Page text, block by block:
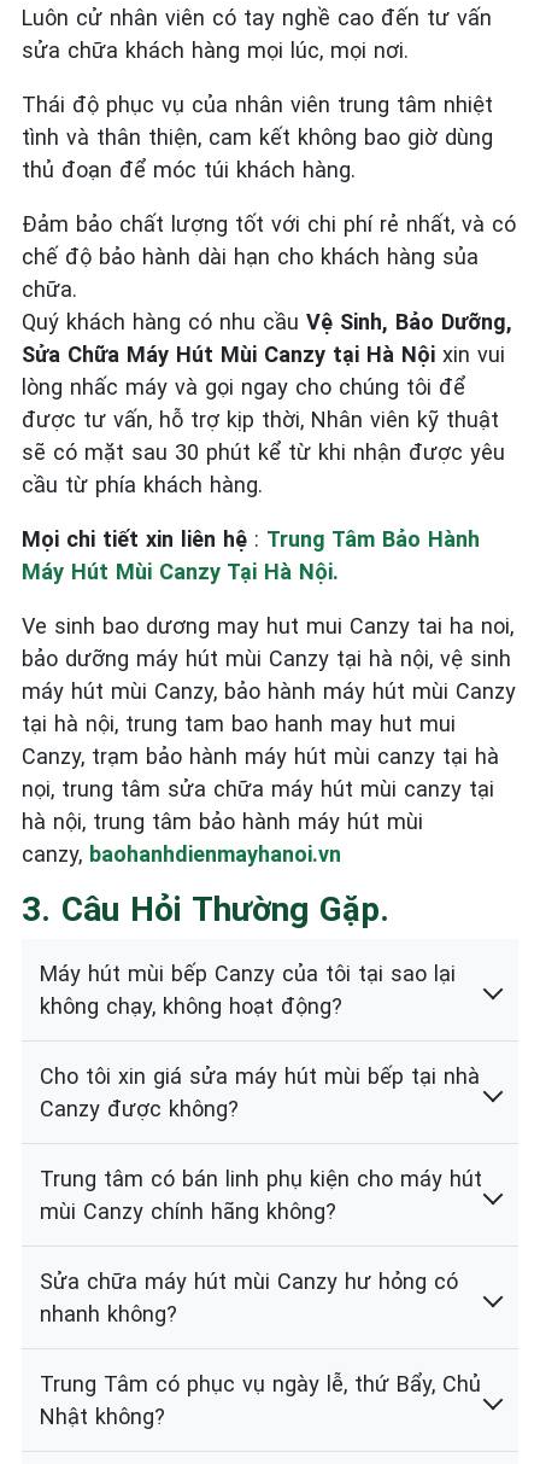
Luôn cử nhân viên có tay nghề cao đến tư vấn
sửa chữa khách hàng mọi lúc, mọi nơi.
Thái độ phục vụ của nhân viên trung tâm nhiệt
tình và thân thiện, cam kết không bao giờ dùng
thủ đoạn để móc túi khách hàng.
Đảm bảo chất lượng tốt với chi phí rẻ nhất, và có
chế độ bảo hành dài hạn cho khách hàng sủa
chữa.
Quý khách hàng có nhu cầu Vệ Sinh, Bảo Dưỡng,
Sửa Chữa Máy Hút Mùi Canzy tại Hà Nội xin vui
lòng nhấc máy và gọi ngay cho chúng tôi để
được tư vấn, hỗ trợ kịp thời, Nhân viên kỹ thuật
sẽ có mặt sau 30 phút kể từ khi nhận được yêu
cầu từ phía khách hàng.
Mọi chi tiết xin liên hệ : Trung Tâm Bảo Hành
Máy Hút Mùi Canzy Tại Hà Nội.
Ve sinh bao dương may hut mui Canzy tai ha noi,
bảo dưỡng máy hút mùi Canzy tại hà nội, vệ sinh
máy hút mùi Canzy, bảo hành máy hút mùi Canzy
tại hà nội, trung tam bao hanh may hut mui
Canzy, trạm bảo hành máy hút mùi canzy tại hà
nọi, trung tâm sửa chữa máy hút mùi canzy tại
hà nội, trung tâm bảo hành máy hút mùi
canzy, baohanhdienmayhanoi.vn
3. Câu Hỏi Thường Gặp.
Máy hút mùi bếp Canzy của tôi tại sao lại
không chạy, không hoạt động?
Cho tôi xin giá sửa máy hút mùi bếp tại nhà
Canzy được không?
Trung tâm có bán linh phụ kiện cho máy hút
mùi Canzy chính hãng không?
Sửa chữa máy hút mùi Canzy hư hỏng có
nhanh không?
Trung Tâm có phục vụ ngày lễ, thứ Bẩy, Chủ
Nhật không?